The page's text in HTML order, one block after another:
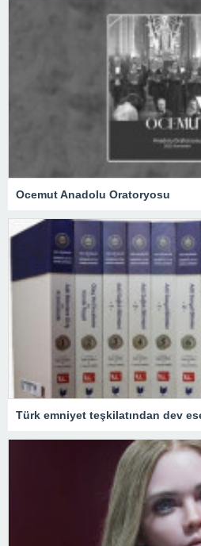
Ocemut Anadolu Oratoryosu
Türk emniyet teşkilatından dev